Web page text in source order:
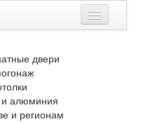
двери
алюминия
и регионам